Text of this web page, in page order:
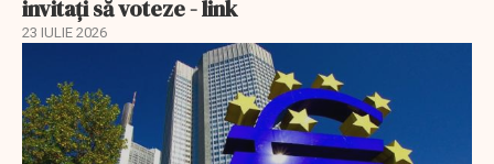
invitați să voteze - link
23 IULIE 2026